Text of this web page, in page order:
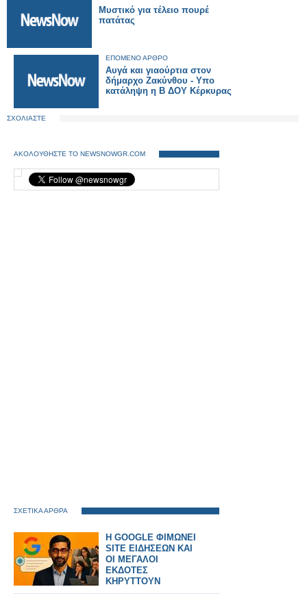
Μυστικό για τέλειο πουρέ
πατάτας
ΕΠΟΜΕΝΟ ΑΡΘΡΟ
Αυγά και γιαούρτια στον
δήμαρχο Ζακύνθου - Υπο
κατάληψη η Β ΔΟΥ Kέρκυρας
ΣΧΟΛΙΑΣΤΕ
ΑΚΟΛΟΥΘΗΣΤΕ ΤΟ NEWSNOWGR.COM
ΣΧΕΤΙΚΑ ΑΡΘΡΑ
H GOOGLE ΦΙΜΩΝΕΙ
SITE ΕΙΔΗΣΕΩΝ ΚΑΙ
ΟΙ ΜΕΓΑΛΟΙ
ΕΚΔΟΤΕΣ
ΚΗΡΥΤΤΟΥΝ
ΠΟΛΕΜΟ